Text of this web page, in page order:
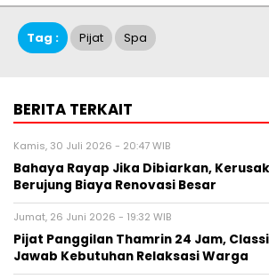
Tag : Pijat Spa
BERITA TERKAIT
Kamis, 30 Juli 2026 - 20:47 WIB
Bahaya Rayap Jika Dibiarkan,
Berujung Biaya Renovasi Besar
Jumat, 26 Juni 2026 - 19:32 WIB
Pijat Panggilan Thamrin 24 Jam,
Jawab Kebutuhan Relaksasi Warga